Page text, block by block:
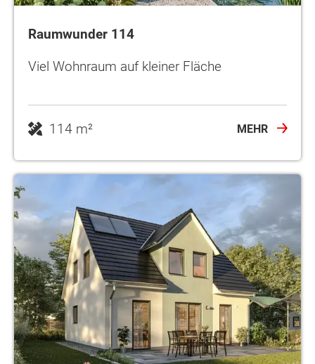
Raumwunder 114
Viel Wohnraum auf kleiner Fläche
114 m² MEHR